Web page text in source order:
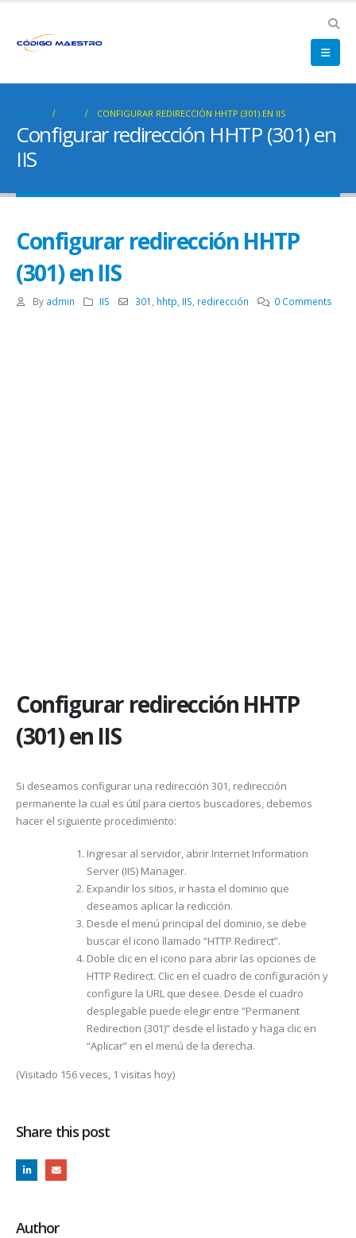
HOME IIS CONFIGURAR REDIRECCIÓN HHTP (301) EN IIS
Configurar redirección HHTP (301) en
IIS
Configurar redirección HHTP
(301) en IIS
By admin IIS 301 hhtp IIS redirección 0 Comments
Configurar redirección HHTP
(301) en IIS
Si deseamos configurar una redirección 301, redirección
permanente la cual es útil para ciertos buscadores, debemos
hacer el siguiente procedimiento:
Ingresar al servidor, abrir Internet Information
Server (IIS) Manager.
Expandir los sitios, ir hasta el dominio que
deseamos aplicar la redicción.
Desde el menú principal del dominio, se debe
buscar el icono llamado “HTTP Redirect”.
Doble clic en el icono para abrir las opciones de
HTTP Redirect. Clic en el cuadro de configuración y
configure la URL que desee. Desde el cuadro
desplegable puede elegir entre “Permanent
Redirection (301)” desde el listado y haga clic en
“Aplicar” en el menú de la derecha.
(Visitado 156 veces, 1 visitas hoy)
Share this post
Author